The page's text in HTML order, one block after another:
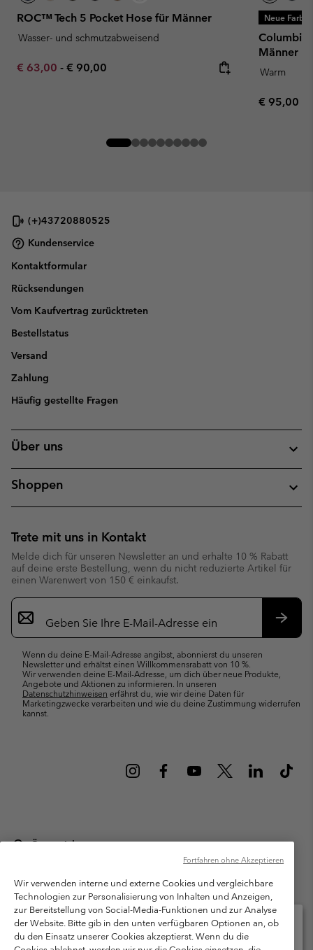
ROC™ Tech 5 Pocket Hose für Männer
Wasser- und schmutzabweisend
Minimum sale price:
€ 63,00 - Maximum price:
€ 90,00
Neue
Columbia
Männer
Warm
Regular
€ 95,00
(+)43720880525
Kundenservice
Kontaktformular
Rücksendungen
Vom Kaufvertrag zurücktreten
Bestellstatus
Versand
Zahlung
Häufig gestellte Fragen
Über uns
Shoppen
Trete mit uns in Kontakt
Melde dich für unseren Newsletter an und erhalte 10 % Rabatt
auf deine erste Bestellung, wenn du nicht reduzierte Artikel für
einen Warenwert von 150 € einkaufst.
Newsletter-
Anmeldung
Wenn du deine E-Mail-Adresse angibst, abonnierst du unseren
Newsletter und erhältst einen Willkommensrabatt von 10 %.
Wir verwenden deine E-Mail-Adresse, um dich über neue Produkte,
Angebote und Aktionen zu informieren. In unseren
Datenschutzhinweisen erfährst du, wie wir deine Daten für
Marketingzwecke verarbeiten und wie du deine Zustimmung widerrufen
kannst.
Österreich
Columbia Sportswear Austria GmbH. Moosfeldstraße 1, 5101
Bergheim, Salzburg Österreich. Alle Rechte vorbehalten.
Nutzungsbedingungen
Allgemeine Verkaufsbedingungen
Garantie
Datenschutzerklärung
Bestimmungen und Bedingungen des Mitglieder Programms
Wir verwenden interne und externe Cookies und vergleichbare
Technologien zur Personalisierung von Inhalten und Anzeigen,
zur Bereitstellung von Social-Media-Funktionen und zur Analyse
der Website. Bitte gib in den unten verfügbaren Optionen an, ob
du den Einsatz unserer Cookies akzeptierst. Wenn du die
Fortfahren ohne Akzeptieren